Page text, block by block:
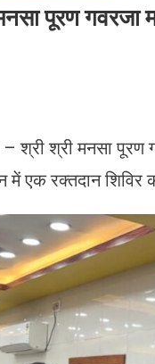
पूरण गवरजा
श्री मनसा पूरण
में एक रक्तदान